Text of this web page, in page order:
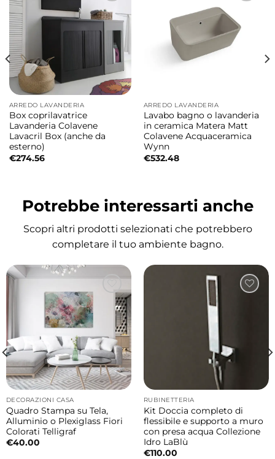
ARREDO LAVANDERIA
Box coprilavatrice
Lavanderia Colavene
Lavacril Box (anche da
esterno)
€274.56
ARREDO LAVANDERIA
Lavabo bagno o lavanderia
in ceramica Matera Matt
Colavene Acquaceramica
Wynn
€532.48
Potrebbe interessarti anche
Scopri altri prodotti selezionati che potrebbero
completare il tuo ambiente bagno.
DECORAZIONI CASA
Quadro Stampa su Tela,
Alluminio o Plexiglass Fiori
Colorati Telligraf
€40.00
RUBINETTERIA
Kit Doccia completo di
flessibile e supporto a muro
con presa acqua Collezione
Idro LaBlù
€110.00